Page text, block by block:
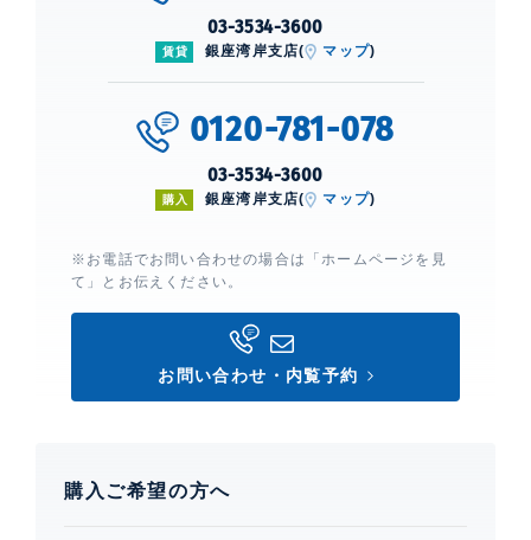
03-3534-3600
賃貸 銀座湾岸支店( マップ)
0120-781-078
03-3534-3600
購入 銀座湾岸支店( マップ)
※お電話でお問い合わせの場合は「ホームページを見
て」とお伝えください。
お問い合わせ・内覧予約
購入ご希望の方へ